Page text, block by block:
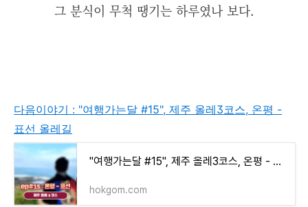
그 분식이 무척 땡기는 하루였나 보다.
다음이야기 : "여행가는달 #15", 제주 올레3코스, 온평 -
표선 올레길
"여행가는달 #15", 제주 올레3코스, 온평 - 표선 올레길
hokgom.com